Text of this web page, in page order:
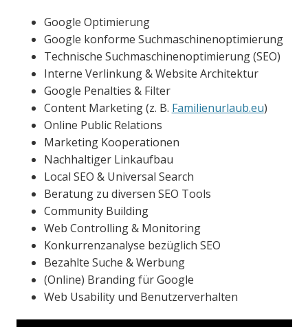
Google Optimierung
Google konforme Suchmaschinenoptimierung
Technische Suchmaschinenoptimierung (SEO)
Interne Verlinkung & Website Architektur
Google Penalties & Filter
Content Marketing (z. B. Familienurlaub.eu)
Online Public Relations
Marketing Kooperationen
Nachhaltiger Linkaufbau
Local SEO & Universal Search
Beratung zu diversen SEO Tools
Community Building
Web Controlling & Monitoring
Konkurrenzanalyse bezüglich SEO
Bezahlte Suche & Werbung
(Online) Branding für Google
Web Usability und Benutzerverhalten